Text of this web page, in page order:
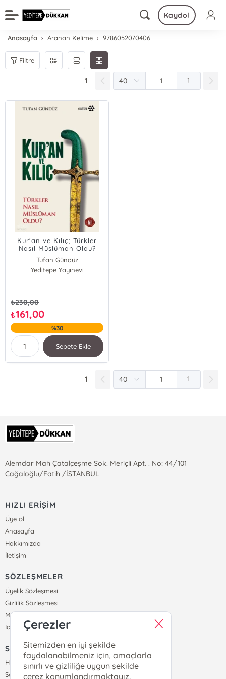
Kaydol
Anasayfa Aranan Kelime 9786052070406
Filtre
1 1
Kur'an ve Kılıç; Türkler
Nasıl Müslüman Oldu?
Tufan Gündüz
Yeditepe Yayınevi
₺230,00
₺161,00
%30
Sepete Ekle
1 1
Alemdar Mah Çatalçeşme Sok. Meriçli Apt. . No: 44/101
Cağaloğlu/Fatih /İSTANBUL
HIZLI ERİŞİM
Üye ol
Anasayfa
Hakkımızda
İletişim
SÖZLEŞMELER
Üyelik Sözleşmesi
Gizlilik Sözleşmesi
Mesafeli Satış Sözleşmesi
İade ve Teslimat Koşulları
SİPARİŞ
Hesabım
Sepetim
Çerezler
Sitemizden en iyi şekilde
faydalanabilmeniz için, amaçlarla
sınırlı ve gizliliğe uygun şekilde
çerez konumlandırmaktayız.